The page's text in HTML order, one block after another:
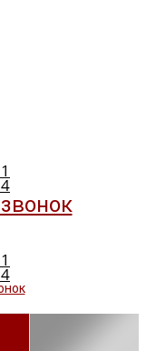
звонок